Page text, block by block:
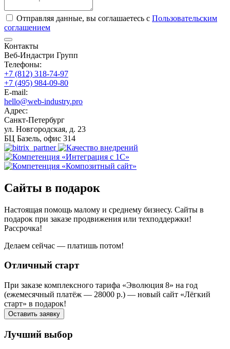
Отправляя данные, вы соглашаетесь с Пользовательским
соглашением
Контакты
Веб-Индастри Групп
Телефоны:
+7 (812) 318-74-97
+7 (495) 984-09-80
E-mail:
hello@web-industry.pro
Адрес:
Санкт-Петербург
ул. Новгородская, д. 23
БЦ Базель, офис 314
Сайты в подарок
Настоящая помощь малому и среднему бизнесу. Сайты в
подарок при заказе продвижения или техподдержки!
Рассрочка!
Делаем сейчас — платишь потом!
Отличный старт
При заказе комплексного тарифа «Эволюция 8» на год
(ежемесячный платёж — 28000 р.) — новый сайт «Лёгкий
старт» в подарок!
Оставить заявку
Лучший выбор